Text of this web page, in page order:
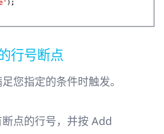
行号断点
您指定的条件时触发。
点的行号，并按 Add